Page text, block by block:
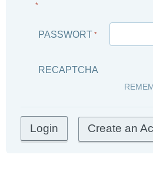
*
PASSWORT *
RECAPTCHA
Create an